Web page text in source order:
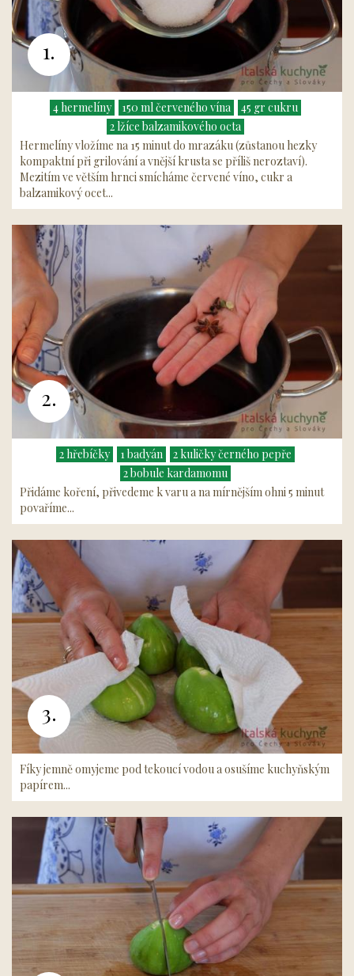
1.
4 hermelíny 150 ml červeného vína
45 gr cukru
2 lžíce balzamikového octa
Hermelíny vložíme na 15 minut do mrazáku (zůstanou hezky
kompaktní při grilování a vnější krusta se příliš neroztaví).
Mezitím ve větším hrnci smícháme červené víno, cukr a
balzamikový ocet...
2.
2 hřebíčky 1 badyán
2 kuličky černého pepře
2 bobule kardamomu
Přidáme koření, přivedeme k varu a na mírnějším ohni 5 minut
povaříme...
3.
Fíky jemně omyjeme pod tekoucí vodou a osušíme kuchyňským
papírem...